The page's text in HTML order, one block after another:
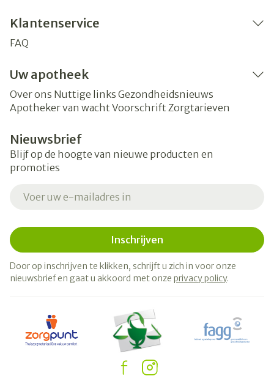
Klantenservice
FAQ
Uw apotheek
Over ons Nuttige links Gezondheidsnieuws
Apotheker van wacht Voorschrift Zorgtarieven
Nieuwsbrief
Blijf op de hoogte van nieuwe producten en
promoties
Inschrijven
Door op inschrijven te klikken, schrijft u zich in voor onze
nieuwsbrief en gaat u akkoord met onze privacy policy.